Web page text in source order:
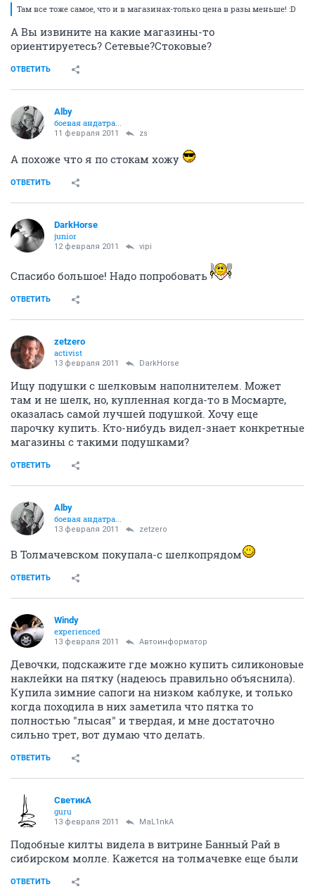
Там все тоже самое, что и в магазинах-только цена в разы меньше! :D
А Вы извините на какие магазины-то
ориентируетесь? Сетевые?Стоковые?
ОТВЕТИТЬ
Alby
боевая андатра...
11 февраля 2011 zs
А похоже что я по стокам хожу
ОТВЕТИТЬ
DarkHorse
junior
12 февраля 2011 vipi
Спасибо большое! Надо попробовать
ОТВЕТИТЬ
zetzero
activist
13 февраля 2011 DarkHorse
Ищу подушки с шелковым наполнителем. Может
там и не шелк, но, купленная когда-то в Мосмарте,
оказалась самой лучшей подушкой. Хочу еще
парочку купить. Кто-нибудь видел-знает конкретные
магазины с такими подушками?
ОТВЕТИТЬ
Alby
боевая андатра...
13 февраля 2011 zetzero
В Толмачевском покупала-с шелкопрядом
ОТВЕТИТЬ
Windy
experienced
13 февраля 2011 Автоинформатор
Девочки, подскажите где можно купить силиконовые
наклейки на пятку (надеюсь правильно объяснила).
Купила зимние сапоги на низком каблуке, и только
когда походила в них заметила что пятка то
полностью "лысая" и твердая, и мне достаточно
сильно трет, вот думаю что делать.
ОТВЕТИТЬ
СветикА
guru
13 февраля 2011 MaL1nkA
Подобные килты видела в витрине Банный Рай в
сибирском молле. Кажется на толмачевке еще были
ОТВЕТИТЬ